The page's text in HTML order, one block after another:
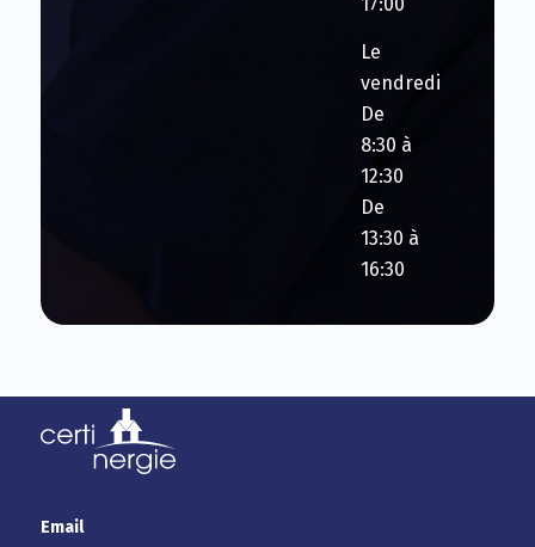
Le
vendredi
De
8:30 à
12:30
De
13:30 à
16:30
Email